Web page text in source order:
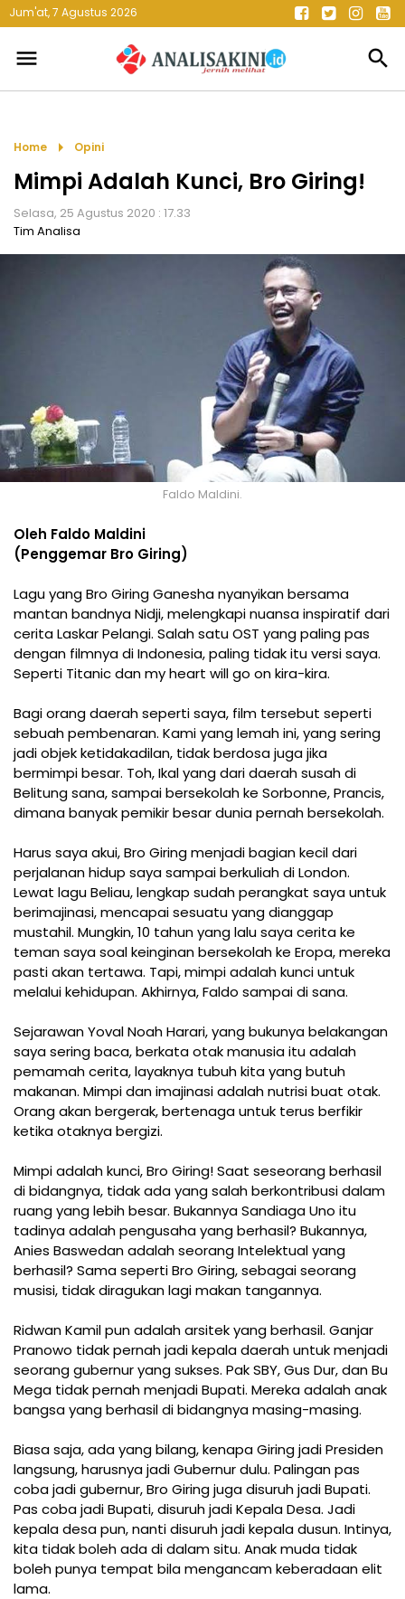
Jum'at, 7 Agustus 2026
menu search
Home arrow_right Opini
Mimpi Adalah Kunci, Bro Giring!
Selasa, 25 Agustus 2020 : 17.33
Tim Analisa
Faldo Maldini.
Oleh Faldo Maldini
(Penggemar Bro Giring)
Lagu yang Bro Giring Ganesha nyanyikan bersama
mantan bandnya Nidji, melengkapi nuansa inspiratif dari
cerita Laskar Pelangi. Salah satu OST yang paling pas
dengan filmnya di Indonesia, paling tidak itu versi saya.
Seperti Titanic dan my heart will go on kira-kira.
Bagi orang daerah seperti saya, film tersebut seperti
sebuah pembenaran. Kami yang lemah ini, yang sering
jadi objek ketidakadilan, tidak berdosa juga jika
bermimpi besar. Toh, Ikal yang dari daerah susah di
Belitung sana, sampai bersekolah ke Sorbonne, Prancis,
dimana banyak pemikir besar dunia pernah bersekolah.
Harus saya akui, Bro Giring menjadi bagian kecil dari
perjalanan hidup saya sampai berkuliah di London.
Lewat lagu Beliau, lengkap sudah perangkat saya untuk
berimajinasi, mencapai sesuatu yang dianggap
mustahil. Mungkin, 10 tahun yang lalu saya cerita ke
teman saya soal keinginan bersekolah ke Eropa, mereka
pasti akan tertawa. Tapi, mimpi adalah kunci untuk
melalui kehidupan. Akhirnya, Faldo sampai di sana.
Sejarawan Yoval Noah Harari, yang bukunya belakangan
saya sering baca, berkata otak manusia itu adalah
pemamah cerita, layaknya tubuh kita yang butuh
makanan. Mimpi dan imajinasi adalah nutrisi buat otak.
Orang akan bergerak, bertenaga untuk terus berfikir
ketika otaknya bergizi.
Mimpi adalah kunci, Bro Giring! Saat seseorang berhasil
di bidangnya, tidak ada yang salah berkontribusi dalam
ruang yang lebih besar. Bukannya Sandiaga Uno itu
tadinya adalah pengusaha yang berhasil? Bukannya,
Anies Baswedan adalah seorang Intelektual yang
berhasil? Sama seperti Bro Giring, sebagai seorang
musisi, tidak diragukan lagi makan tangannya.
Ridwan Kamil pun adalah arsitek yang berhasil. Ganjar
Pranowo tidak pernah jadi kepala daerah untuk menjadi
seorang gubernur yang sukses. Pak SBY, Gus Dur, dan Bu
Mega tidak pernah menjadi Bupati. Mereka adalah anak
bangsa yang berhasil di bidangnya masing-masing.
Biasa saja, ada yang bilang, kenapa Giring jadi Presiden
langsung, harusnya jadi Gubernur dulu. Palingan pas
coba jadi gubernur, Bro Giring juga disuruh jadi Bupati.
Pas coba jadi Bupati, disuruh jadi Kepala Desa. Jadi
kepala desa pun, nanti disuruh jadi kepala dusun. Intinya,
kita tidak boleh ada di dalam situ. Anak muda tidak
boleh punya tempat bila mengancam keberadaan elit
lama.